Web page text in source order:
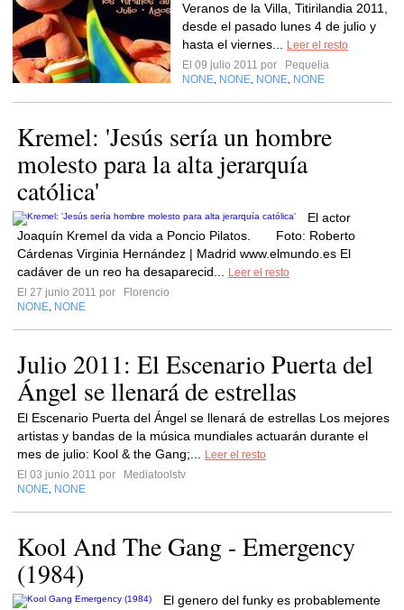
Veranos de la Villa, Titirilandia 2011,
desde el pasado lunes 4 de julio y
hasta el viernes...
Leer el resto
El 09 julio 2011 por
Pequelia
NONE NONE NONE NONE
Kremel: 'Jesús sería un hombre
molesto para la alta jerarquía
católica'
El actor
Joaquín Kremel da vida a Poncio Pilatos. Foto: Roberto
Cárdenas Virginia Hernández | Madrid www.elmundo.es El
cadáver de un reo ha desaparecid...
Leer el resto
El 27 junio 2011 por
Florencio
NONE NONE
Julio 2011: El Escenario Puerta del
Ángel se llenará de estrellas
El Escenario Puerta del Ángel se llenará de estrellas Los mejores
artistas y bandas de la música mundiales actuarán durante el
mes de julio: Kool & the Gang;...
Leer el resto
El 03 junio 2011 por
Mediatoolstv
NONE NONE
Kool And The Gang - Emergency
(1984)
El genero del funky es probablemente